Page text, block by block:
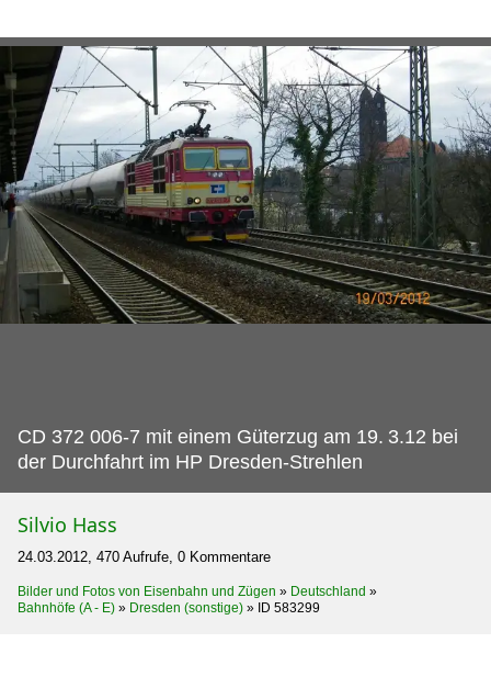
CD 372 006-7 mit einem Güterzug am 19. 3.12 bei
der Durchfahrt im HP Dresden-Strehlen
Silvio Hass
24.03.2012, 470 Aufrufe, 0 Kommentare
Bilder und Fotos von Eisenbahn und Zügen » Deutschland »
Bahnhöfe (A - E) » Dresden (sonstige) » ID 583299